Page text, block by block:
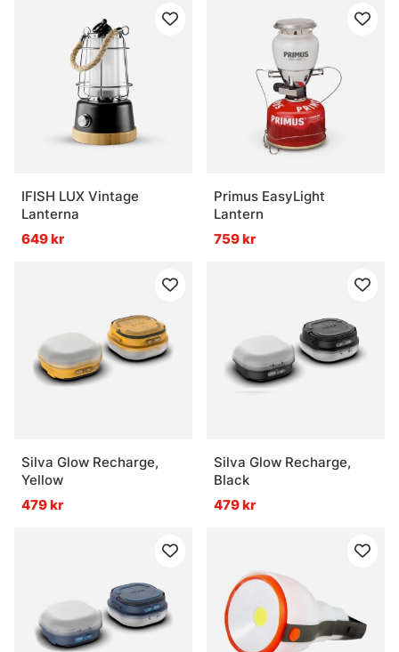
IFISH LUX Vintage
Lanterna
649 kr
Primus EasyLight
Lantern
759 kr
Silva Glow Recharge,
Yellow
479 kr
Silva Glow Recharge,
Black
479 kr